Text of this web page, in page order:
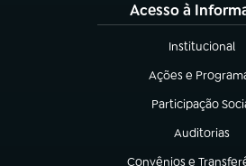
Acesso à
Institucional
(abre em nova
Ações e
(abre em nova
Participação
(abre em nova
Auditorias
(abre em
Convênios e